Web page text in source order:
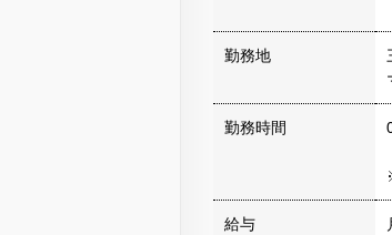
勤務地
勤務時間
給与